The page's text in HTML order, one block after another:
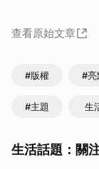
查看原始文章
#版權 #亮
#主題 生
生活話題：關